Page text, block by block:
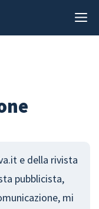
e della rivista
pubblicista,
mi